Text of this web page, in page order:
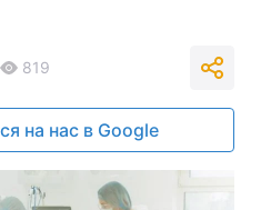
819
на нас в Google